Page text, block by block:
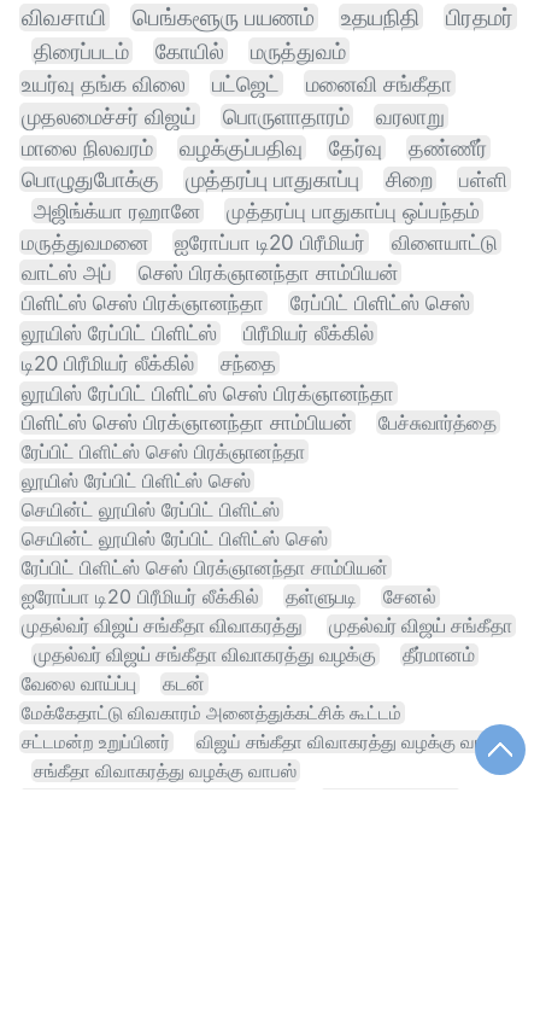
விவசாயி
பெங்களூரு பயணம் உதயநிதி
பிரதமர்
திரைப்படம்
கோயில்
மருத்துவம்
உயர்வு தங்க விலை
பட்ஜெட்
மனைவி சங்கீதா
முதலமைச்சர் விஜய்
பொருளாதாரம்
வரலாறு
மாலை நிலவரம்
வழக்குப்பதிவு தேர்வு
தண்ணீர்
பொழுதுபோக்கு
முத்தரப்பு பாதுகாப்பு சிறை
பள்ளி
அஜிங்க்யா ரஹானே
முத்தரப்பு பாதுகாப்பு ஒப்பந்தம்
மருத்துவமனை
ஐரோப்பா டி20 பிரீமியர்
விளையாட்டு
வாட்ஸ் அப்
செஸ் பிரக்ஞானந்தா சாம்பியன்
பிளிட்ஸ் செஸ் பிரக்ஞானந்தா
ரேப்பிட் பிளிட்ஸ் செஸ்
லூயிஸ் ரேப்பிட் பிளிட்ஸ்
பிரீமியர் லீக்கில்
டி20 பிரீமியர் லீக்கில்
சந்தை
லூயிஸ் ரேப்பிட் பிளிட்ஸ் செஸ் பிரக்ஞானந்தா
பிளிட்ஸ் செஸ் பிரக்ஞானந்தா சாம்பியன்
பேச்சுவார்த்தை
ரேப்பிட் பிளிட்ஸ் செஸ் பிரக்ஞானந்தா
லூயிஸ் ரேப்பிட் பிளிட்ஸ் செஸ்
செயின்ட் லூயிஸ் ரேப்பிட் பிளிட்ஸ்
செயின்ட் லூயிஸ் ரேப்பிட் பிளிட்ஸ் செஸ்
ரேப்பிட் பிளிட்ஸ் செஸ் பிரக்ஞானந்தா சாம்பியன்
ஐரோப்பா டி20 பிரீமியர் லீக்கில்
தள்ளுபடி
சேனல்
முதல்வர் விஜய் சங்கீதா விவாகரத்து
முதல்வர் விஜய் சங்கீதா
முதல்வர் விஜய் சங்கீதா விவாகரத்து வழக்கு
தீர்மானம்
வேலை வாய்ப்பு
கடன்
மேக்கேதாட்டு விவகாரம் அனைத்துக்கட்சிக் கூட்டம்
சட்டமன்ற உறுப்பினர்
விஜய் சங்கீதா விவாகரத்து வழக்கு வாபஸ்
சங்கீதா விவாகரத்து வழக்கு வாபஸ்